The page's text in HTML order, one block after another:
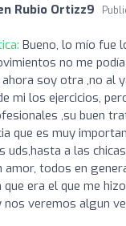
Rubio Ortizz9
Bueno, lo mío fue
no me
soy otra ,no al
mi los ejercicios,
,su buen
que es muy
uds,hasta a las
amor, todos en
era el que me
veremos algun